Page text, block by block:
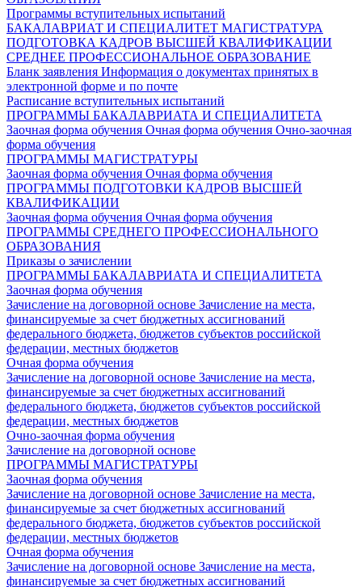
Программы вступительных испытаний
БАКАЛАВРИАТ И СПЕЦИАЛИТЕТ МАГИСТРАТУРА
ПОДГОТОВКА КАДРОВ ВЫСШЕЙ КВАЛИФИКАЦИИ
СРЕДНЕЕ ПРОФЕССИОНАЛЬНОЕ ОБРАЗОВАНИЕ
Бланк заявления Информация о документах принятых в
электронной форме и по почте
Расписание вступительных испытаний
ПРОГРАММЫ БАКАЛАВРИАТА И СПЕЦИАЛИТЕТА
Заочная форма обучения Очная форма обучения Очно-заочная
форма обучения
ПРОГРАММЫ МАГИСТРАТУРЫ
Заочная форма обучения Очная форма обучения
ПРОГРАММЫ ПОДГОТОВКИ КАДРОВ ВЫСШЕЙ
КВАЛИФИКАЦИИ
Заочная форма обучения Очная форма обучения
ПРОГРАММЫ СРЕДНЕГО ПРОФЕССИОНАЛЬНОГО
ОБРАЗОВАНИЯ
Приказы о зачислении
ПРОГРАММЫ БАКАЛАВРИАТА И СПЕЦИАЛИТЕТА
Заочная форма обучения
Зачисление на договорной основе Зачисление на места,
финансируемые за счет бюджетных ассигнований
федерального бюджета, бюджетов субъектов российской
федерации, местных бюджетов
Очная форма обучения
Зачисление на договорной основе Зачисление на места,
финансируемые за счет бюджетных ассигнований
федерального бюджета, бюджетов субъектов российской
федерации, местных бюджетов
Очно-заочная форма обучения
Зачисление на договорной основе
ПРОГРАММЫ МАГИСТРАТУРЫ
Заочная форма обучения
Зачисление на договорной основе Зачисление на места,
финансируемые за счет бюджетных ассигнований
федерального бюджета, бюджетов субъектов российской
федерации, местных бюджетов
Очная форма обучения
Зачисление на договорной основе Зачисление на места,
финансируемые за счет бюджетных ассигнований